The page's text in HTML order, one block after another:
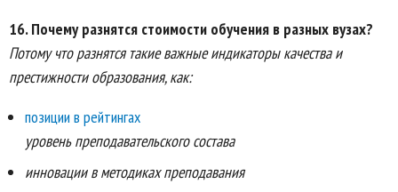
16. Почему разнятся стоимости обучения в разных вузах?
Потому что разнятся такие важные индикаторы качества и
престижности образования, как:
позиции в рейтингах
уровень преподавательского состава
инновации в методиках преподавания